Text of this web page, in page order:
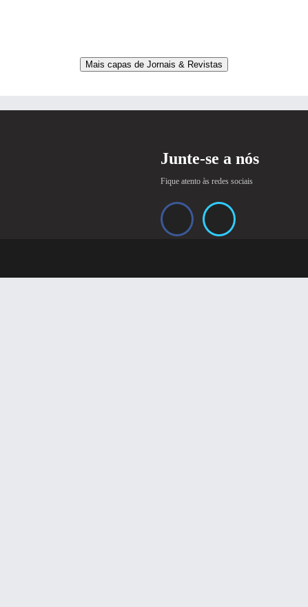
Mais capas de Jornais & Revistas
Junte-se a nós
Fique atento às redes sociais